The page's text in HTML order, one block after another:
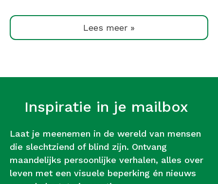
Lees meer »
Inspiratie in je mailbox
Laat je meenemen in de wereld van mensen
die slechtziend of blind zijn. Ontvang
maandelijks persoonlijke verhalen, alles over
leven met een visuele beperking én nieuws